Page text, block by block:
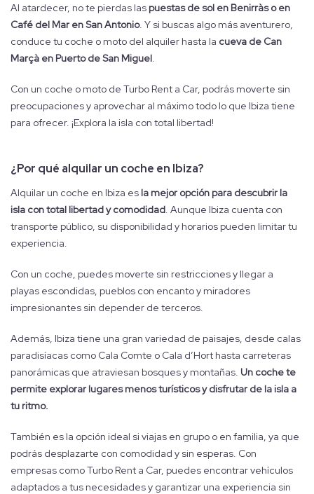
Al atardecer, no te pierdas las puestas de sol en Benirràs o en
Café del Mar en San Antonio. Y si buscas algo más aventurero,
conduce tu coche o moto del alquiler hasta la cueva de Can
Marçà en Puerto de San Miguel
Con un coche o moto de Turbo Rent a Car, podrás moverte sin
preocupaciones y aprovechar al máximo todo lo que Ibiza tiene
para ofrecer. ¡Explora la isla con total libertad!
¿Por qué alquilar un coche en Ibiza?
Alquilar un coche en Ibiza es la mejor opción para descubrir la
isla con total libertad y comodidad . Aunque Ibiza cuenta con
transporte público, su disponibilidad y horarios pueden limitar tu
experiencia.
Con un coche, puedes moverte sin restricciones y llegar a
playas escondidas, pueblos con encanto y miradores
impresionantes sin depender de terceros.
Además, Ibiza tiene una gran variedad de paisajes, desde calas
paradisíacas como Cala Comte o Cala d’Hort hasta carreteras
panorámicas que atraviesan bosques y montañas. Un coche te
permite explorar lugares menos turísticos y disfrutar de la isla a
tu ritmo.
También es la opción ideal si viajas en grupo o en familia, ya que
podrás desplazarte con comodidad y sin esperas. Con
empresas como Turbo Rent a Car, puedes encontrar vehículos
adaptados a tus necesidades y garantizar una experiencia sin